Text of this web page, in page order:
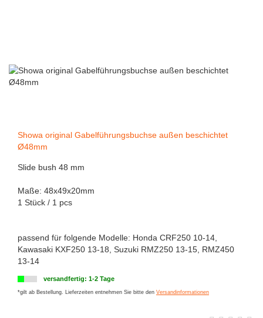
Showa original Gabelführungsbuchse außen beschichtet
Ø48mm
Slide bush 48 mm
Maße: 48x49x20mm
1 Stück / 1 pcs
passend für folgende Modelle: Honda CRF250 10-14,
Kawasaki KXF250 13-18, Suzuki RMZ250 13-15, RMZ450
13-14
versandfertig: 1-2 Tage
*gilt ab Bestellung. Lieferzeiten entnehmen Sie bitte den Versandinformationen